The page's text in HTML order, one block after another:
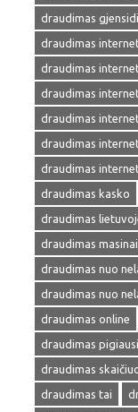
draudimas
draudimas
draudimas
draudimas
draudimas
draudimas
draudimas
draudimas kasko
draudimas
draudimas masinai
draudimas nuo
draudimas nuo
draudimas online
draudimas
draudimas
draudimas tai